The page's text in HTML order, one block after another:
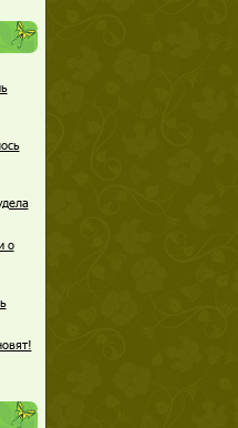
о